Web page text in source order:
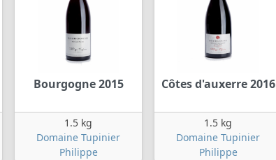
Bourgogne 2015
1.5 kg
Domaine Tupinier
Philippe
Côtes d'auxerre 2016
1.5 kg
Domaine Tupinier
Philippe